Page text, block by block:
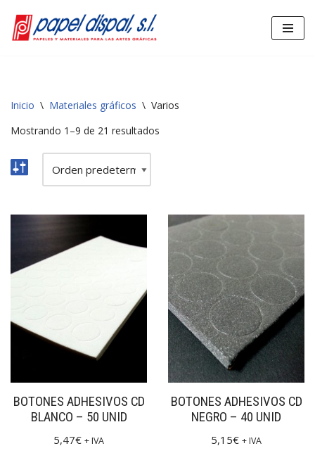
Saltar
Inicio \ Materiales gráficos \ Varios
Mostrando 1–9 de 21 resultados
BOTONES ADHESIVOS CD
BLANCO – 50 UNID
5,47€ + IVA
BOTONES ADHESIVOS CD
NEGRO – 40 UNID
5,15€ + IVA